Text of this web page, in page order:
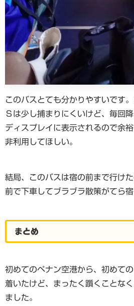
このバスとても分かりやすいです
Ｓは少し捕まりにくいけど、毎回
ディスプレイに表示されるので余
非利用してほしい。
結局、このバスは宿の前まで行け
前で下車してブラブラ散策がてら宿
まとめ
初めてのペナン空港から、初めて
着いたけど、まったく躓くことな
ました。